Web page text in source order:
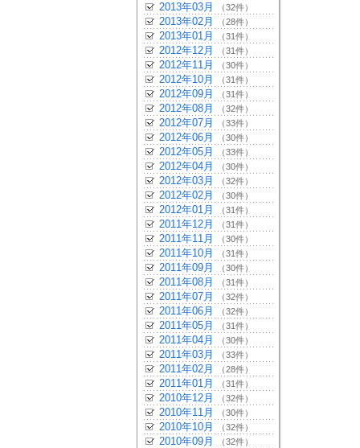
2013年03月 （32件）
2013年02月 （28件）
2013年01月 （31件）
2012年12月 （31件）
2012年11月 （30件）
2012年10月 （31件）
2012年09月 （31件）
2012年08月 （32件）
2012年07月 （33件）
2012年06月 （30件）
2012年05月 （33件）
2012年04月 （30件）
2012年03月 （32件）
2012年02月 （30件）
2012年01月 （31件）
2011年12月 （31件）
2011年11月 （30件）
2011年10月 （31件）
2011年09月 （30件）
2011年08月 （31件）
2011年07月 （32件）
2011年06月 （32件）
2011年05月 （31件）
2011年04月 （30件）
2011年03月 （33件）
2011年02月 （28件）
2011年01月 （31件）
2010年12月 （32件）
2010年11月 （30件）
2010年10月 （32件）
2010年09月 （32件）